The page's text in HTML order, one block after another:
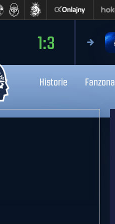
1:3
Historie Fanzona